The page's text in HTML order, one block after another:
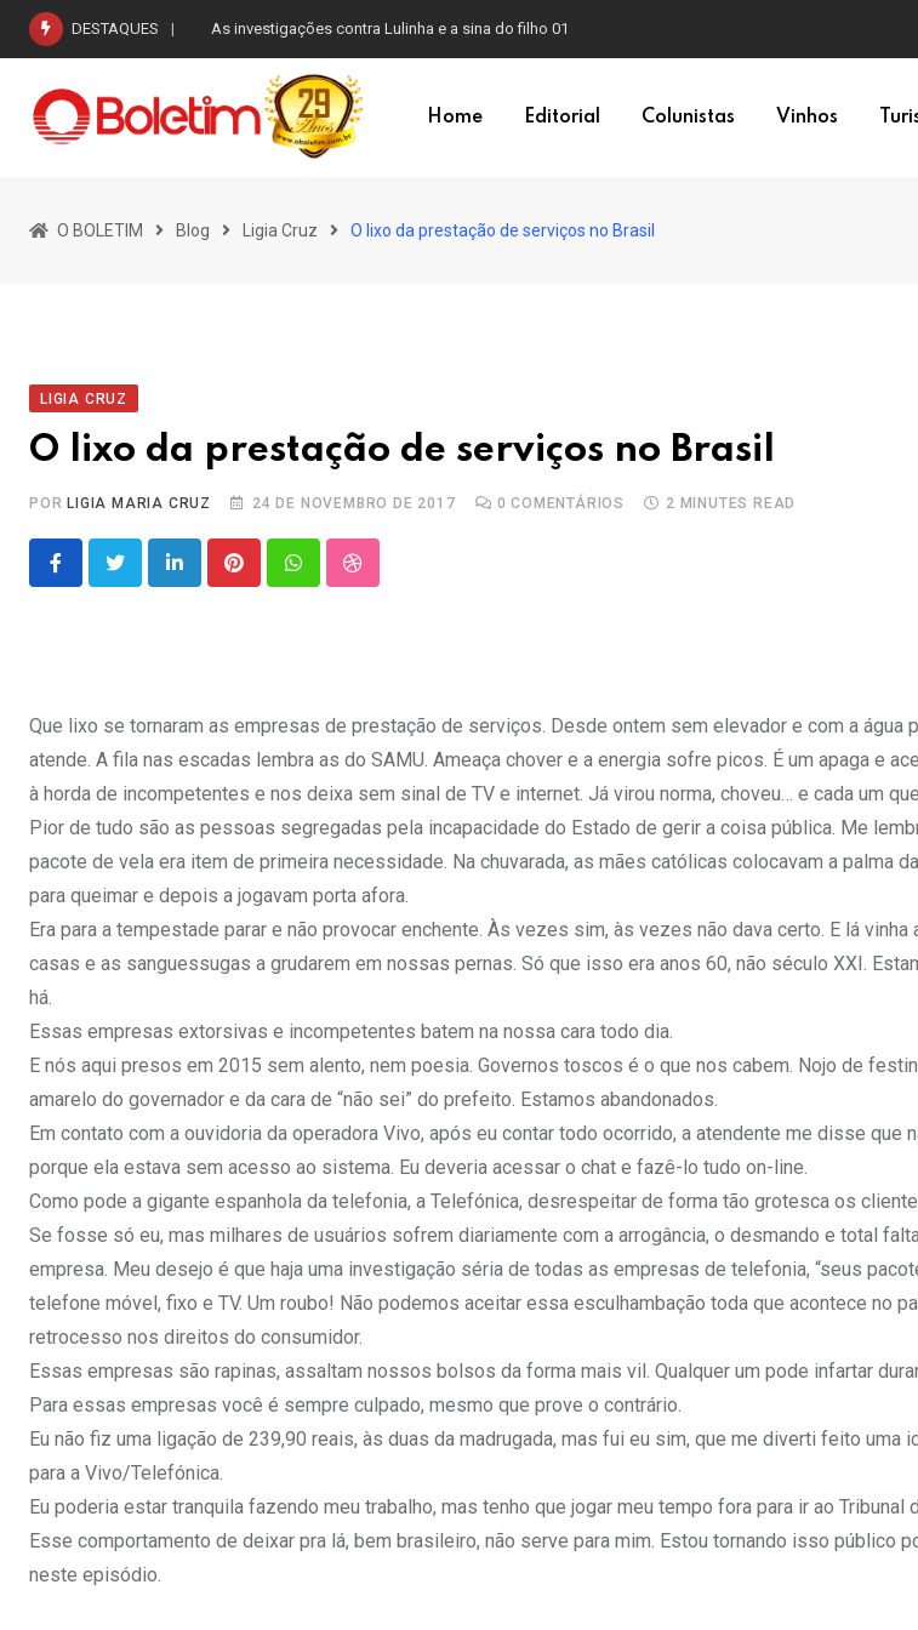
Skip
content
DESTAQUES As investigações contra Lulinha e a sina do filho 01
Home Editorial Colunistas Vinhos
O BOLETIM Blog Ligia Cruz O lixo da prestação de serviços no Brasil
LIGIA CRUZ
O lixo da prestação de serviços no Brasil
POR LIGIA MARIA CRUZ 24 DE NOVEMBRO DE 2017 0 COMENTÁRIOS 2 MINUTES READ
LinkedInPinterestWhatsappStumbleUpon
Que lixo se tornaram as empresas de prestação de serviços. Desde ontem sem elevador e com a água
atende. A fila nas escadas lembra as do SAMU. Ameaça chover e a energia sofre picos. É um apaga e
à horda de incompetentes e nos deixa sem sinal de TV e internet. Já virou norma, choveu… e cada um
Pior de tudo são as pessoas segregadas pela incapacidade do Estado de gerir a coisa pública. Me
pacote de vela era item de primeira necessidade. Na chuvarada, as mães católicas colocavam a palma
para queimar e depois a jogavam porta afora.
Era para a tempestade parar e não provocar enchente. Às vezes sim, às vezes não dava certo. E lá vinha
casas e as sanguessugas a grudarem em nossas pernas. Só que isso era anos 60, não século XXI.
há.
Essas empresas extorsivas e incompetentes batem na nossa cara todo dia.
E nós aqui presos em 2015 sem alento, nem poesia. Governos toscos é o que nos cabem. Nojo de
amarelo do governador e da cara de “não sei” do prefeito. Estamos abandonados.
Em contato com a ouvidoria da operadora Vivo, após eu contar todo ocorrido, a atendente me disse que
porque ela estava sem acesso ao sistema. Eu deveria acessar o chat e fazê-lo tudo on-line.
Como pode a gigante espanhola da telefonia, a Telefónica, desrespeitar de forma tão grotesca os
Se fosse só eu, mas milhares de usuários sofrem diariamente com a arrogância, o desmando e total
empresa. Meu desejo é que haja uma investigação séria de todas as empresas de telefonia, “seus
telefone móvel, fixo e TV. Um roubo! Não podemos aceitar essa esculhambação toda que acontece no
retrocesso nos direitos do consumidor.
Essas empresas são rapinas, assaltam nossos bolsos da forma mais vil. Qualquer um pode infartar
Para essas empresas você é sempre culpado, mesmo que prove o contrário.
Eu não fiz uma ligação de 239,90 reais, às duas da madrugada, mas fui eu sim, que me diverti feito uma
para a Vivo/Telefónica.
Eu poderia estar tranquila fazendo meu trabalho, mas tenho que jogar meu tempo fora para ir ao Tribunal
Esse comportamento de deixar pra lá, bem brasileiro, não serve para mim. Estou tornando isso público
neste episódio.